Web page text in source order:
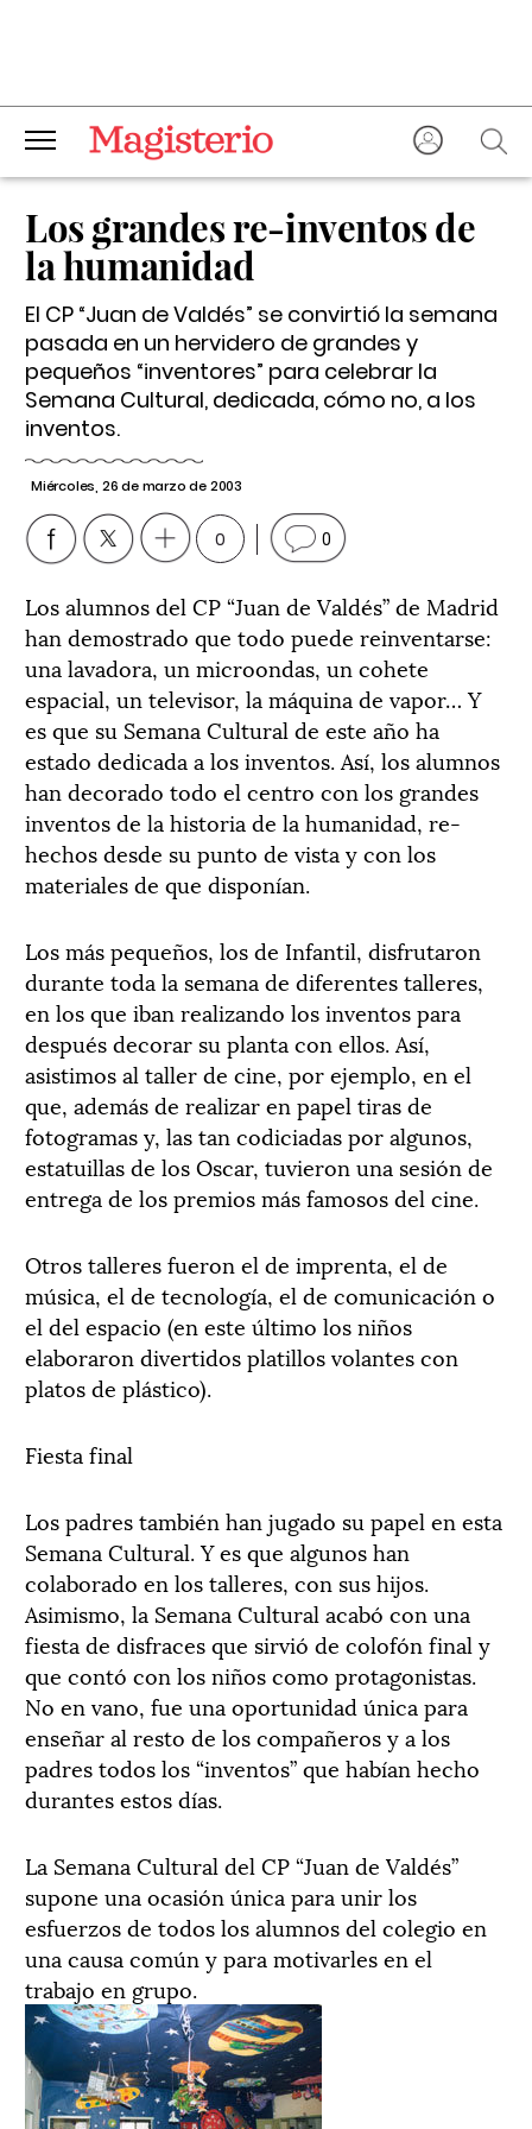
Los grandes re-inventos de
la humanidad
El CP “Juan de Valdés” se convirtió la semana
pasada en un hervidero de grandes y
pequeños “inventores” para celebrar la
Semana Cultural, dedicada, cómo no, a los
inventos.
Miércoles, 26 de marzo de 2003
0 0
Los alumnos del CP “Juan de Valdés” de Madrid
han demostrado que todo puede reinventarse:
una lavadora, un microondas, un cohete
espacial, un televisor, la máquina de vapor… Y
es que su Semana Cultural de este año ha
estado dedicada a los inventos. Así, los alumnos
han decorado todo el centro con los grandes
inventos de la historia de la humanidad, re-
hechos desde su punto de vista y con los
materiales de que disponían.
Los más pequeños, los de Infantil, disfrutaron
durante toda la semana de diferentes talleres,
en los que iban realizando los inventos para
después decorar su planta con ellos. Así,
asistimos al taller de cine, por ejemplo, en el
que, además de realizar en papel tiras de
fotogramas y, las tan codiciadas por algunos,
estatuillas de los Oscar, tuvieron una sesión de
entrega de los premios más famosos del cine.
Otros talleres fueron el de imprenta, el de
música, el de tecnología, el de comunicación o
el del espacio (en este último los niños
elaboraron divertidos platillos volantes con
platos de plástico).
Fiesta final
Los padres también han jugado su papel en esta
Semana Cultural. Y es que algunos han
colaborado en los talleres, con sus hijos.
Asimismo, la Semana Cultural acabó con una
fiesta de disfraces que sirvió de colofón final y
que contó con los niños como protagonistas.
No en vano, fue una oportunidad única para
enseñar al resto de los compañeros y a los
padres todos los “inventos” que habían hecho
durantes estos días.
La Semana Cultural del CP “Juan de Valdés”
supone una ocasión única para unir los
esfuerzos de todos los alumnos del colegio en
una causa común y para motivarles en el
trabajo en grupo.